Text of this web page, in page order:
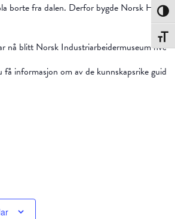
borte fra dalen. Derfor bygde Norsk
nå blitt Norsk Industriarbeidermuseum
informasjon om av de kunnskapsrike